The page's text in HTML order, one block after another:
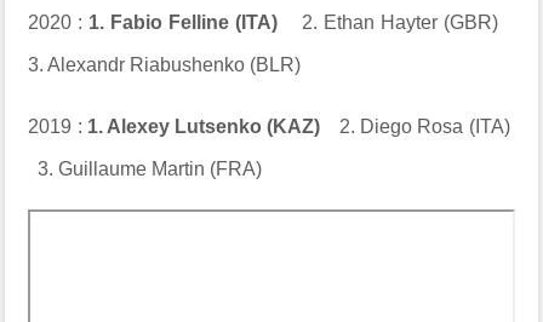
2020 : 1. Fabio Felline (ITA) 2. Ethan Hayter (GBR)
3. Alexandr Riabushenko (BLR)
2019 : 1. Alexey Lutsenko (KAZ)2. Diego Rosa (ITA)
3. Guillaume Martin (FRA)